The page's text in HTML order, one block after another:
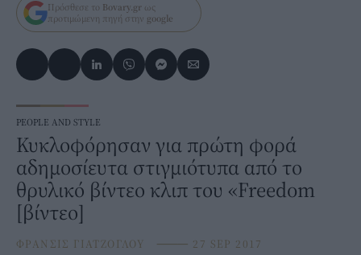
Πρόσθεσε το Bovary.gr ως
προτιμώμενη πηγή στην google
PEOPLE AND STYLE
Κυκλοφόρησαν για πρώτη φορά
αδημοσίευτα στιγμιότυπα από το
θρυλικό βίντεο κλιπ του «Freedom
[βίντεο]
ΦΡΑΝΣΙΣ ΓΙΑΤΖΟΓΛΟΥ ⸻ 27 SEP 2017